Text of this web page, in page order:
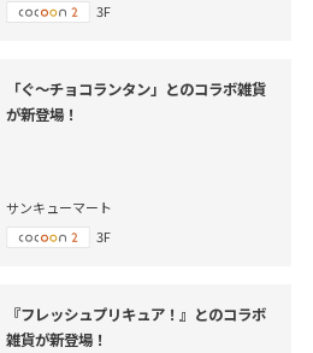
3F
「ぐ～チョコランタン」とのコラボ雑貨
が新登場！
サンキューマート
3F
『フレッシュプリキュア！』とのコラボ
雑貨が新登場！